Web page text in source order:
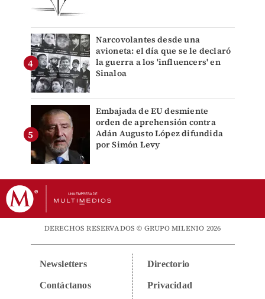
Narcovolantes desde una
avioneta: el día que se le declaró
la guerra a los 'influencers' en
Sinaloa
Embajada de EU desmiente
orden de aprehensión contra
Adán Augusto López difundida
por Simón Levy
DERECHOS RESERVADOS © GRUPO MILENIO 2026
Newsletters
Contáctanos
Directorio
Privacidad